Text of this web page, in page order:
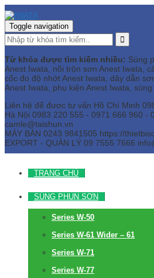
Toggle navigation
Từ khóa được tìm kiếm nhiều: Súng
Anest Iwata, nồi trộn sơn Anest Iwata,
cốc đo độ nhớt Anest Iwata, dây dẫn
Anest Iwata, phụ kiện Anest Iwata,
Liên hệ để được tư vấn Hồ Chí Minh
Hà Nội 0983 220 555 - 0971 666 960 -
camle@taishun.vn
MÁY BÀN 0243 9841505 https://
EXPORT - QUẢN LÝ 09 7555 7666
TRANG CHỦ
SÚNG PHUN SƠN
Series W-50
Series W-61 Wider – 61
Series W-71
Series W-77